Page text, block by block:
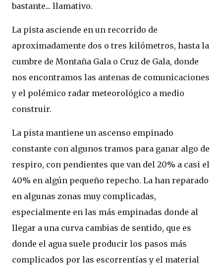
bastante... llamativo.
La pista asciende en un recorrido de
aproximadamente dos o tres kilómetros, hasta la
cumbre de Montaña Gala o Cruz de Gala, donde
nos encontramos las antenas de comunicaciones
y el polémico radar meteorológico a medio
construir.
La pista mantiene un ascenso empinado
constante con algunos tramos para ganar algo de
respiro, con pendientes que van del 20% a casi el
40% en algún pequeño repecho. La han reparado
en algunas zonas muy complicadas,
especialmente en las más empinadas donde al
llegar a una curva cambias de sentido, que es
donde el agua suele producir los pasos más
complicados por las escorrentías y el material